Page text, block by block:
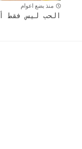
منذ بضع اعوام
الحب ليس فقط